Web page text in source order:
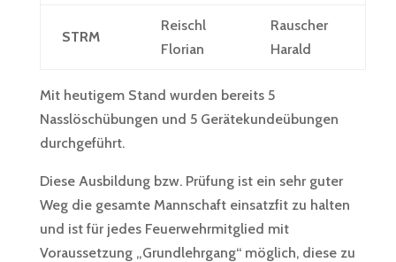
STRM
Reischl
Florian
Rauscher
Harald
Mit heutigem Stand wurden bereits 5
Nasslöschübungen und 5 Gerätekundeübungen
durchgeführt.
Diese Ausbildung bzw. Prüfung ist ein sehr guter
Weg die gesamte Mannschaft einsatzfit zu halten
und ist für jedes Feuerwehrmitglied mit
Voraussetzung „Grundlehrgang“ möglich, diese zu